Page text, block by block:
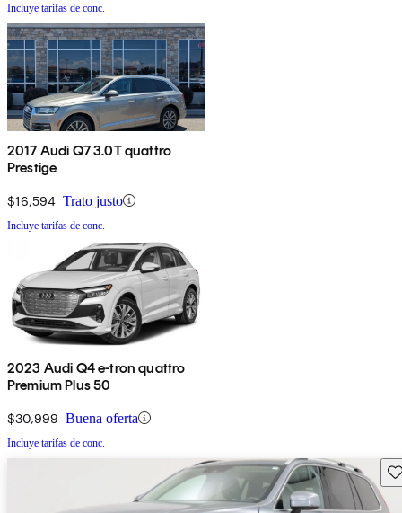
Incluye tarifas de conc.
2017 Audi Q7 3.0T quattro
Prestige
$16,594 Trato justo
Incluye tarifas de conc.
2023 Audi Q4 e-tron quattro
Premium Plus 50
$30,999 Buena oferta
Incluye tarifas de conc.